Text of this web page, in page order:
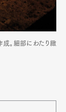
成。細部にわたり緻